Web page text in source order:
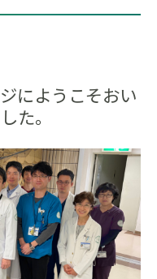
にようこそおい
た。